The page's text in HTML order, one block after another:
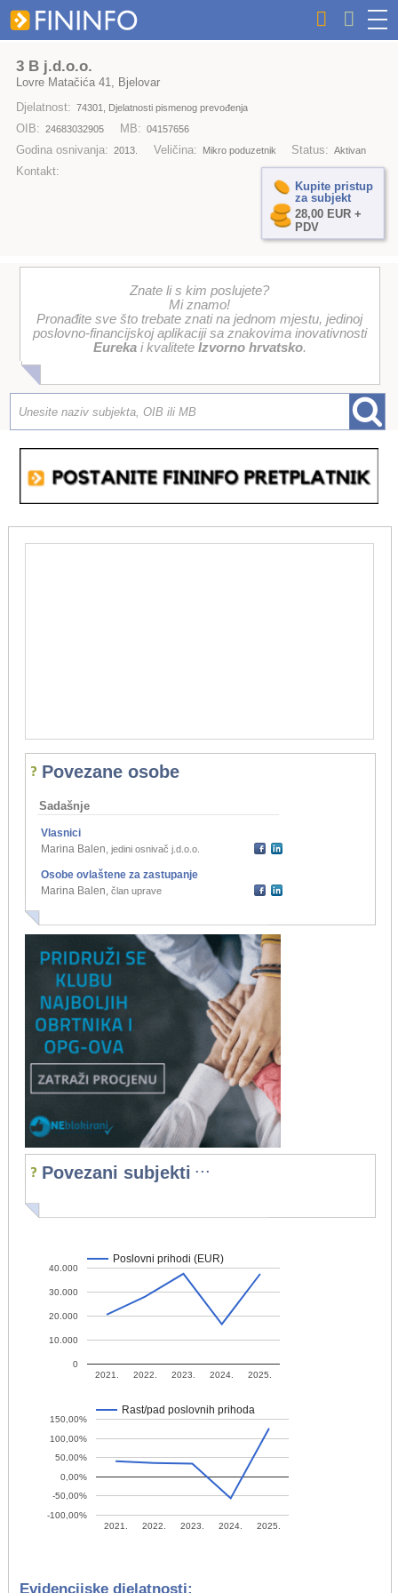
3 B j.d.o.o.
Lovre Matačića 41, Bjelovar
Djelatnost: 74301, Djelatnosti pismenog prevođenja
OIB: 24683032905 MB: 04157656
Godina osnivanja: 2013. Veličina: Mikro poduzetnik Status: Aktivan
Kontakt:
Kupite pristup
za subjekt
28,00 EUR +
PDV
Znate li s kim poslujete?
Mi znamo!
Pronađite sve što trebate znati na jednom mjestu, jedinoj
poslovno-financijskoj aplikaciji sa znakovima inovativnosti
Eurekai kvalitete Izvorno hrvatsko.
Povezane osobe
Sadašnje
Vlasnici
Marina Balen, jedini osnivač j.d.o.o.
Osobe ovlaštene za zastupanje
Marina Balen, član uprave
Povezani subjekti ...
Poslovni prihodi (EUR)
2021. 2022. 2023. 2024. 2025.
0
10.000
20.000
30.000
40.000
Rast/pad poslovnih prihoda
2021. 2022. 2023. 2024. 2025.
-100,00%
-50,00%
0,00%
50,00%
100,00%
150,00%
Evidencijske djelatnosti: